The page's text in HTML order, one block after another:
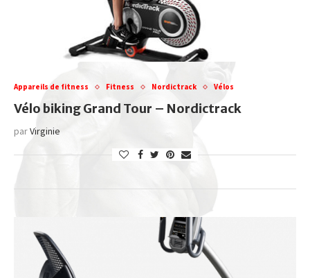
Appareils de fitness Fitness Nordictrack Vélos
Vélo biking Grand Tour – Nordictrack
parVirginie